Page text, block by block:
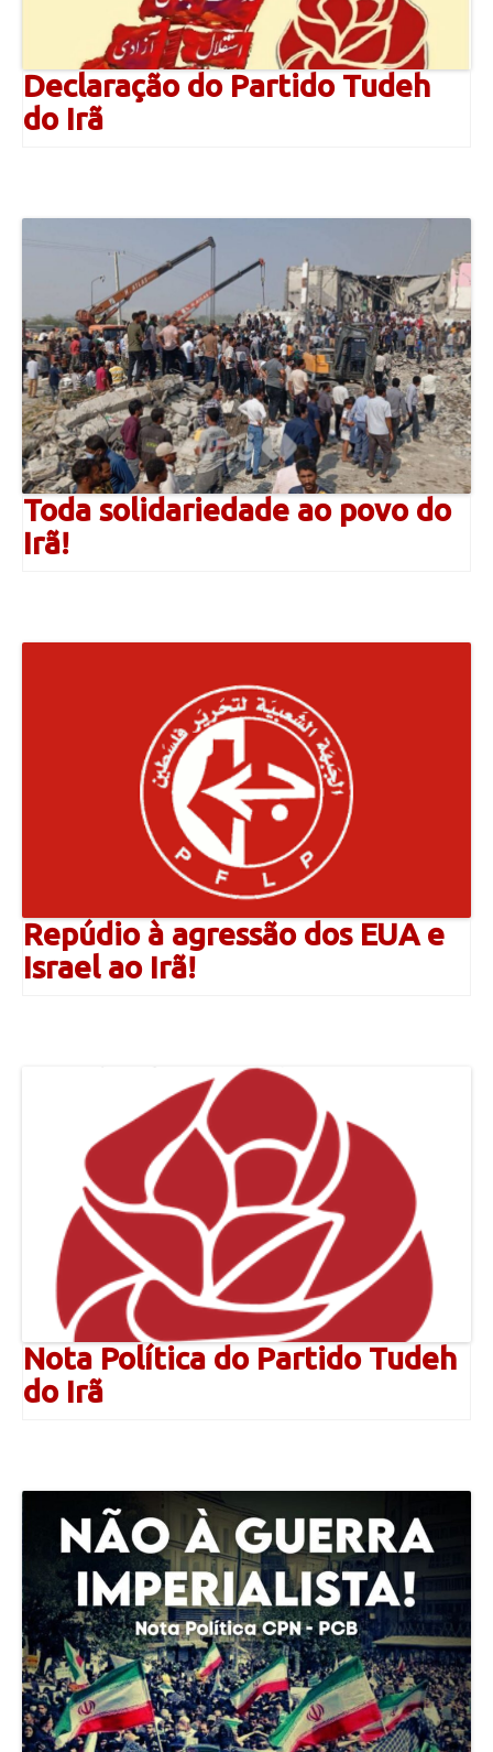
Declaração do Partido Tudeh
do Irã
Toda solidariedade ao povo do
Irã!
Repúdio à agressão dos EUA e
Israel ao Irã!
Nota Política do Partido Tudeh
do Irã